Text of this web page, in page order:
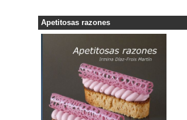
Apetitosas razones